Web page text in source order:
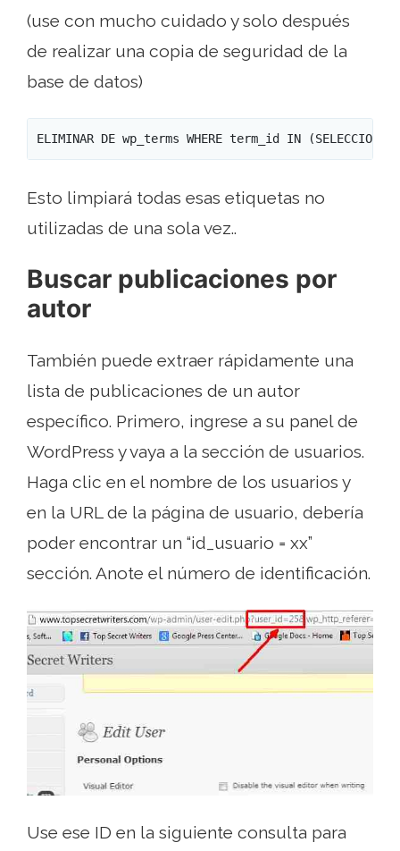
(use con mucho cuidado y solo después
de realizar una copia de seguridad de la
base de datos)
ELIMINAR DE wp_terms WHERE term_id IN
Esto limpiará todas esas etiquetas no
utilizadas de una sola vez..
Buscar publicaciones por
autor
También puede extraer rápidamente una
lista de publicaciones de un autor
específico. Primero, ingrese a su panel de
WordPress y vaya a la sección de usuarios.
Haga clic en el nombre de los usuarios y
en la URL de la página de usuario, debería
poder encontrar un “id_usuario = xx”
sección. Anote el número de identificación.
Use ese ID en la siguiente consulta para